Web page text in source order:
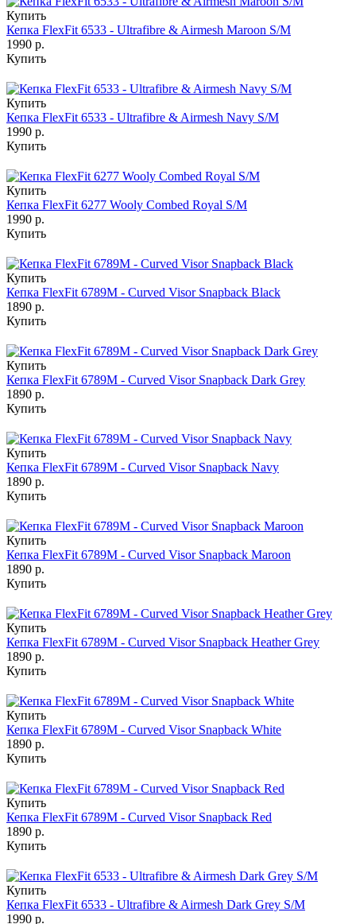
Купить
Кепка FlexFit 6533 - Ultrafibre & Airmesh Maroon S/M
1990 р.
Купить
Купить
Кепка FlexFit 6533 - Ultrafibre & Airmesh Navy S/M
1990 р.
Купить
Купить
Кепка FlexFit 6277 Wooly Combed Royal S/M
1990 р.
Купить
Купить
Кепка FlexFit 6789M - Curved Visor Snapback Black
1890 р.
Купить
Купить
Кепка FlexFit 6789M - Curved Visor Snapback Dark Grey
1890 р.
Купить
Купить
Кепка FlexFit 6789M - Curved Visor Snapback Navy
1890 р.
Купить
Купить
Кепка FlexFit 6789M - Curved Visor Snapback Maroon
1890 р.
Купить
Купить
Кепка FlexFit 6789M - Curved Visor Snapback Heather Grey
1890 р.
Купить
Купить
Кепка FlexFit 6789M - Curved Visor Snapback White
1890 р.
Купить
Купить
Кепка FlexFit 6789M - Curved Visor Snapback Red
1890 р.
Купить
Купить
Кепка FlexFit 6533 - Ultrafibre & Airmesh Dark Grey S/M
1990 р.